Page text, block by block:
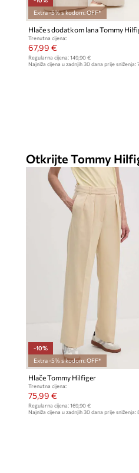
Extra -5% s kodom: OFF*
Hlače s dodatkom lana Tommy
Trenutna cijena:
67,99 €
Regularna cijena: 149,90 €
Najniža cijena u zadnjih 30 dana prije sniženja:
Otkrijte Tommy
-10%
Extra -5% s kodom: OFF*
Hlače Tommy Hilfiger
Trenutna cijena:
75,99 €
Regularna cijena: 169,90 €
Najniža cijena u zadnjih 30 dana prije sniženja: